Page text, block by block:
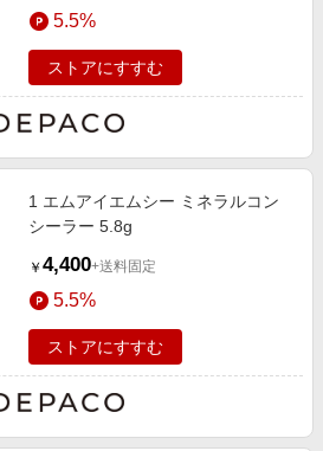
5.5%
ストアにすすむ
1 エムアイエムシー ミネラルコン
シーラー 5.8g
￥ 4,400+送料固定
5.5%
ストアにすすむ